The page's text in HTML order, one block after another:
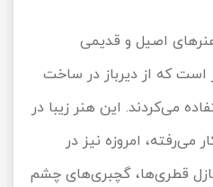
اصیل و قدیمی
که از دیرباز در ساخت
می‌کردند. این هنر زیبا در
می‌رفته، امروزه نیز در
قطری‌ها، گچبری‌های چشم